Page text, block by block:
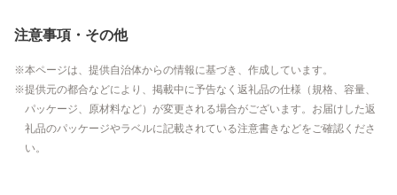
注意事項・その他
本ページは、提供自治体からの情報に基づき、作成しています。
提供元の都合などにより、掲載中に予告なく返礼品の仕様（規格、容量、
パッケージ、原材料など）が変更される場合がございます。お届けした返
礼品のパッケージやラベルに記載されている注意書きなどをご確認くださ
い。